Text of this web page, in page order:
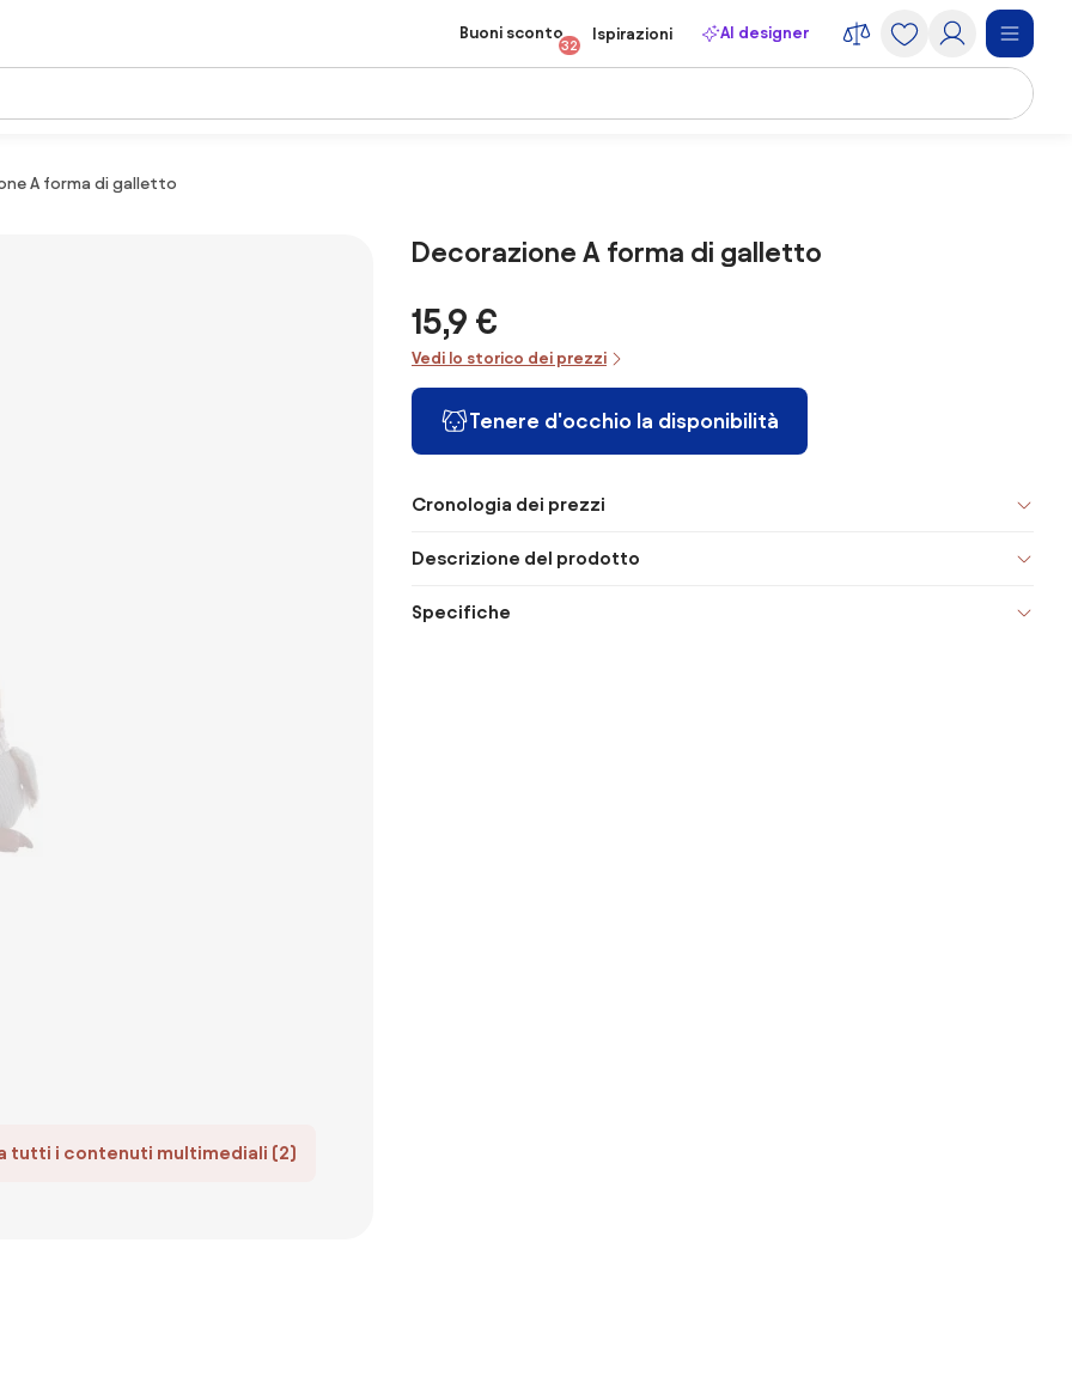
Buoni sconto
32
Ispirazioni AI designer
A forma di galletto
tutti i contenuti multimediali (2)
Decorazione A forma di galletto
15,9 €
Vedi lo storico dei prezzi
Tenere d'occhio la disponibilità
Cronologia dei prezzi
Descrizione del prodotto
Specifiche